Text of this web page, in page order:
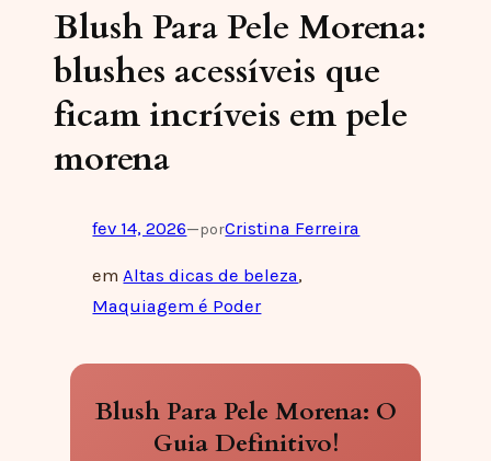
Blush Para Pele Morena:
blushes acessíveis que
ficam incríveis em pele
morena
fev 14, 2026—porCristina Ferreira
emAltas dicas de beleza
Maquiagem é Poder
Blush Para Pele Morena: O
Guia Definitivo!